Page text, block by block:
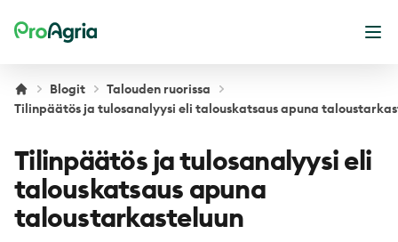
ProAgria
Blogit
Talouden ruorissa
Tilinpäätös ja tulosanalyysi eli talouskatsaus apuna
Tilinpäätös ja tulosanalyysi eli
talouskatsaus apuna
taloustarkasteluun